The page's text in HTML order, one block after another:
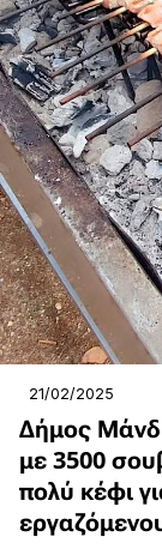
21/02/2025
Δήμος
με 3500
πολύ κέφι